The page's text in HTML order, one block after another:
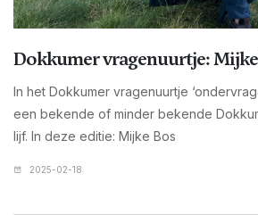
Dokkumer vragenuurtje:
In het Dokkumer vragenuurtje
een bekende of minder bekende
lijf. In deze editie: Mijke Bos
2025-02-18